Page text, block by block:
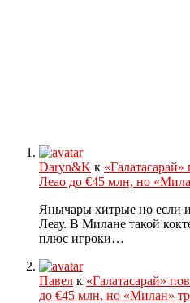
Daryn&K к
Леао до €45 млн, но
Янычары хитрые но если
Леау. В Милане такой
плюс игроки…
Павел к «Галатасарай»
до €45 млн, но «Милан»